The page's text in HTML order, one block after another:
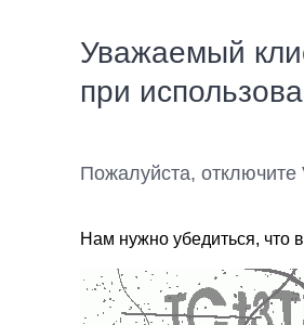
Уважаемый
при
Пожалуйста,
Нам нужно убедиться, что